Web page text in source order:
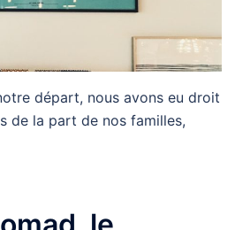
départ, nous avons eu droit
de la part de nos familles,